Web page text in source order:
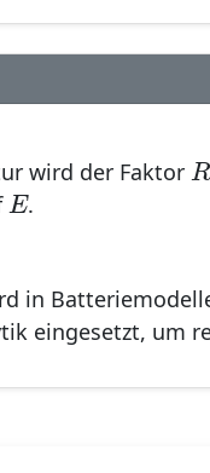
wird der Faktor R
E
E.
in
eingesetzt, um